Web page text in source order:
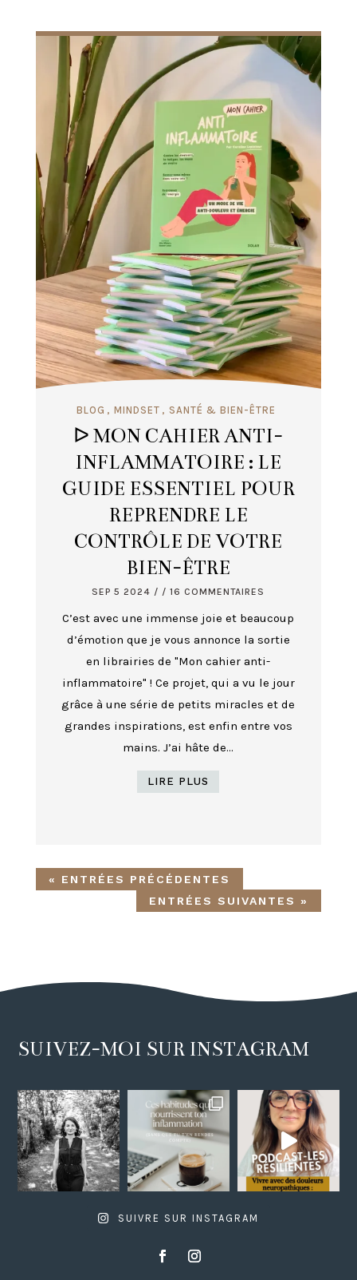
BLOG MINDSET SANTÉ & BIEN-ÊTRE
ᐅ MON CAHIER ANTI-
INFLAMMATOIRE : LE
GUIDE ESSENTIEL POUR
REPRENDRE LE
CONTRÔLE DE VOTRE
BIEN-ÊTRE
SEP 5 2024 / / 16 COMMENTAIRES
C’est avec une immense joie et beaucoup
d’émotion que je vous annonce la sortie
en librairies de "Mon cahier anti-
inflammatoire" ! Ce projet, qui a vu le jour
grâce à une série de petits miracles et de
grandes inspirations, est enfin entre vos
mains. J’ai hâte de...
LIRE PLUS
« ENTRÉES PRÉCÉDENTES
ENTRÉES SUIVANTES »
SUIVEZ-MOI SUR INSTAGRAM
SUIVRE SUR INSTAGRAM